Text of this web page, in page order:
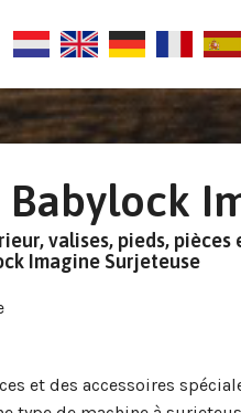
Babylock
valises, pieds, pièces
Imagine Surjeteuse
et des accessoires